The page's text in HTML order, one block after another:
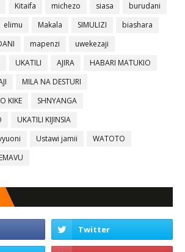
Kitaifa michezo siasa
burudani
elimu Makala SIMULIZI
biashara
mapenzi
uwekezaji
UKATILI AJIRA
HABARI MATUKIO
MILA NA DESTURI
KIKE
SHNYANGA
UKATILI KIJINSIA
Ustawi jamii
WATOTO